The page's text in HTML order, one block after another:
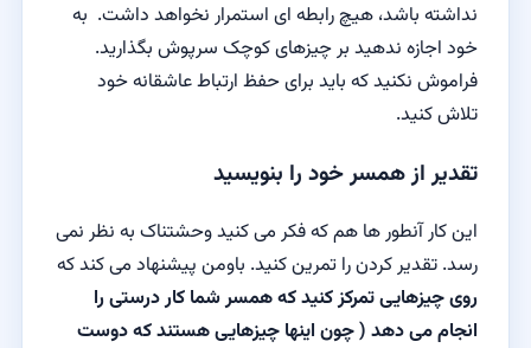
نداشته باشد، هیچ رابطه ای استمرار نخواهد داشت. به
خود اجازه ندهید بر چیزهای کوچک سرپوش بگذارید.
فراموش نکنید که باید برای حفظ ارتباط عاشقانه خود
تلاش کنید.
تقدیر از همسر خود را بنویسید
این کار آنطور ها هم که فکر می کنید وحشتناک به نظر نمی
رسد. تقدیر کردن را تمرین کنید. باومن پیشنهاد می کند که
روی چیزهایی تمرکز کنید که همسر شما کار درستی را
انجام می دهد ( چون اینها چیزهایی هستند که دوست